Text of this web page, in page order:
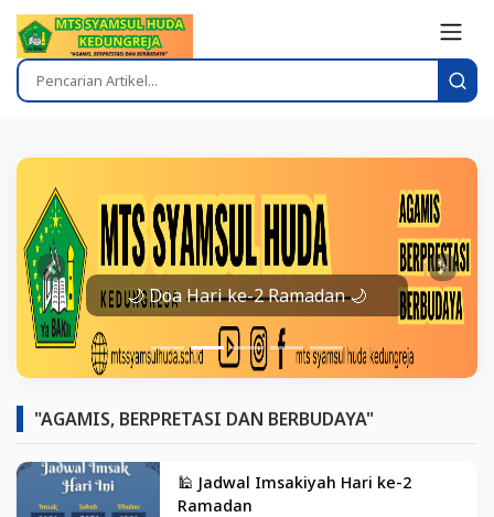
🌙 Doa Hari ke-2 Ramadan 🌙
Prev Next
"AGAMIS, BERPRETASI DAN BERBUDAYA"
🕌 Jadwal Imsakiyah Hari ke-2
Ramadan